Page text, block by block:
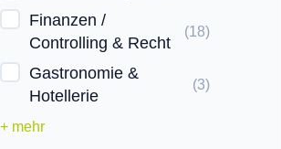
Finanzen /
Controlling & Recht
(18)
Gastronomie &
Hotellerie
(3)
+ mehr